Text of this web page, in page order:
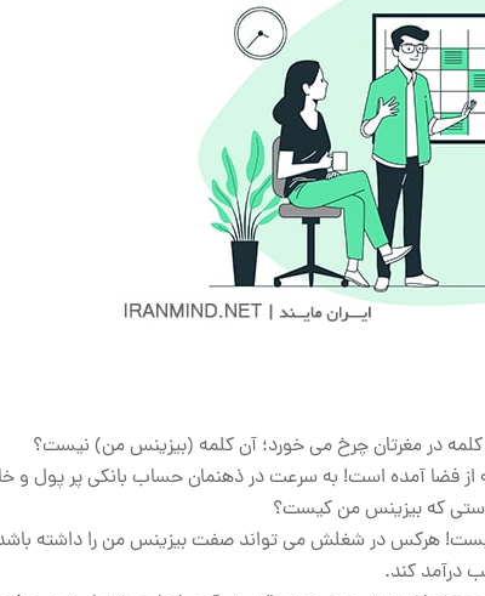
کلمه در مغرتان چرخ می خورد؛ آن کلمه (بیزینس من) نیست؟
از فضا آمده است! به سرعت در ذهنمان حساب بانکی پر پول و
که بیزینس من کیست؟
نیست! هرکس در شغلش می تواند صفت بیزینس من را داشته
درآمد کند.